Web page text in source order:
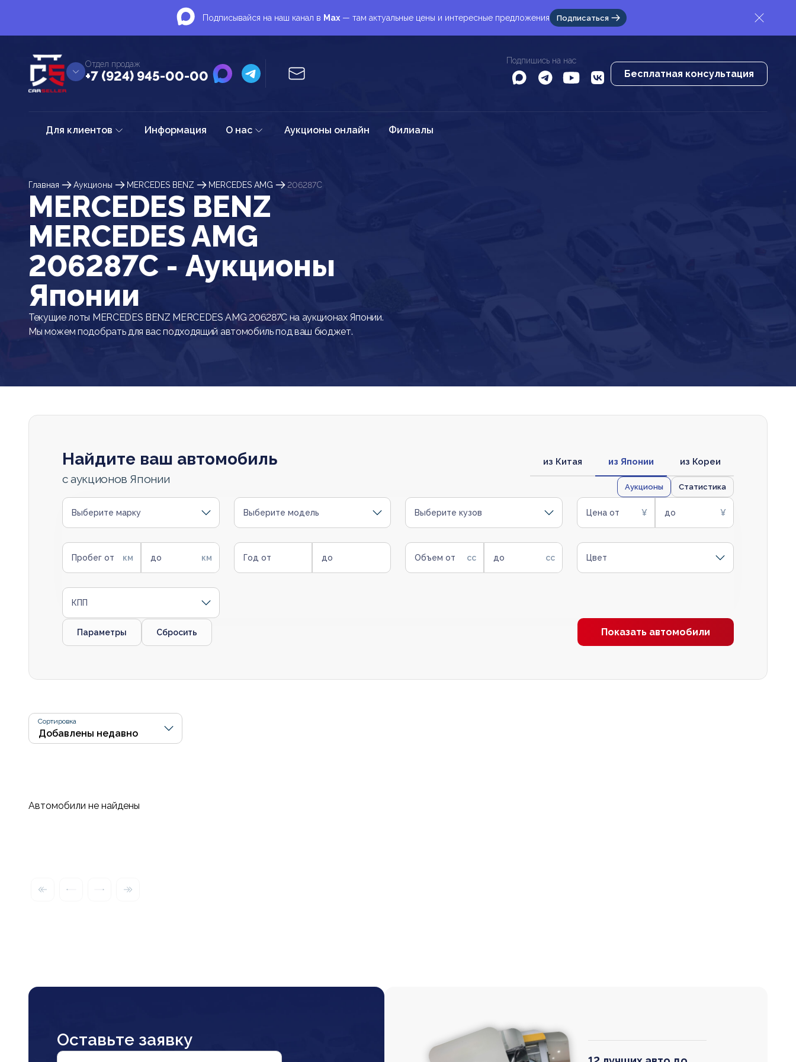
Подписывайся на наш канал в Max — там актуальные цены и интересные предложения Подписаться
Отдел продаж
+7 (924) 945-00-00
Подпишись на нас
Бесплатная консультация
Для клиентов Информация О нас Аукционы онлайн Филиалы
Главная Аукционы MERCEDES BENZ MERCEDES AMG 206287C
MERCEDES BENZ
MERCEDES AMG
206287C - Аукционы
Японии
Текущие лоты MERCEDES BENZ MERCEDES AMG 206287C на аукционах Японии.
Мы можем подобрать для вас подходящий автомобиль под ваш бюджет.
Найдите ваш автомобиль
с аукционов Японии
из Китая из Японии из Кореи
Аукционы Статистика
Выберите марку Выберите модель Выберите кузов Цена от до
Пробег от до Год от до Объем от до Цвет
КПП
Параметры Сбросить Показать автомобили
Сортировка
Автомобили не найдены
Оставьте заявку